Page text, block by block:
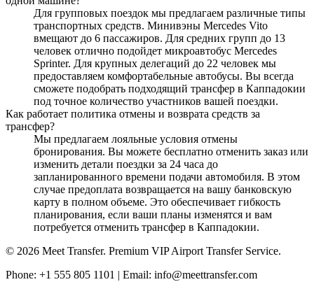
Для групповых поездок мы предлагаем различные типы
транспортных средств. Минивэны Mercedes Vito
вмещают до 6 пассажиров. Для средних групп до 13
человек отлично подойдет микроавтобус Mercedes
Sprinter. Для крупных делегаций до 22 человек мы
предоставляем комфортабельные автобусы. Вы всегда
сможете подобрать подходящий трансфер в Каппадокии
под точное количество участников вашей поездки.
Как работает политика отмены и возврата средств за
трансфер?
Мы предлагаем лояльные условия отмены
бронирования. Вы можете бесплатно отменить заказ или
изменить детали поездки за 24 часа до
запланированного времени подачи автомобиля. В этом
случае предоплата возвращается на вашу банковскую
карту в полном объеме. Это обеспечивает гибкость
планирования, если ваши планы изменятся и вам
потребуется отменить трансфер в Каппадокии.
© 2026 Meet Transfer. Premium VIP Airport Transfer Service.
Phone: +1 555 805 1101 | Email: info@meettransfer.com